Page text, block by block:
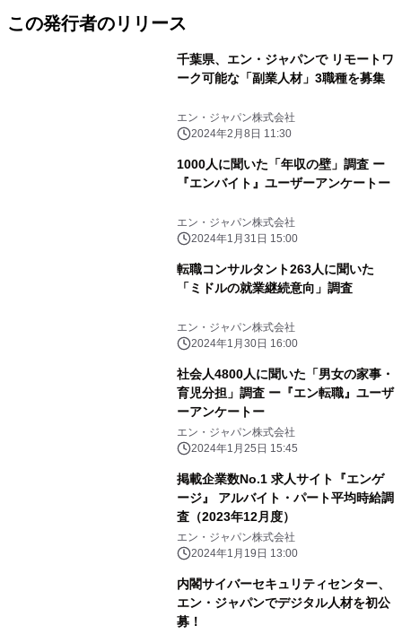
この発行者のリリース
千葉県、エン・ジャパンで リモートワ
ーク可能な「副業人材」3職種を募集
エン・ジャパン株式会社
2024年2月8日 11:30
1000人に聞いた「年収の壁」調査 ー
『エンバイト』ユーザーアンケートー
エン・ジャパン株式会社
2024年1月31日 15:00
転職コンサルタント263人に聞いた
「ミドルの就業継続意向」調査
エン・ジャパン株式会社
2024年1月30日 16:00
社会人4800人に聞いた「男女の家事・
育児分担」調査 ー『エン転職』ユーザ
ーアンケートー
エン・ジャパン株式会社
2024年1月25日 15:45
掲載企業数No.1 求人サイト『エンゲ
ージ』 アルバイト・パート平均時給調
査（2023年12月度）
エン・ジャパン株式会社
2024年1月19日 13:00
内閣サイバーセキュリティセンター、
エン・ジャパンでデジタル人材を初公
募！